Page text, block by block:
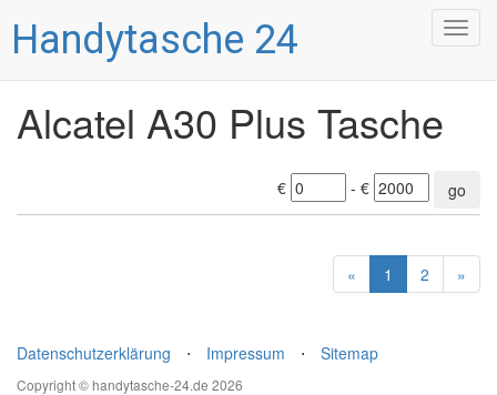
Handytasche 24
Alcatel A30 Plus Tasche
€ - € go
« 1 2 »
Datenschutzerklärung ⋅ Impressum ⋅ Sitemap
Copyright © handytasche-24.de 2026